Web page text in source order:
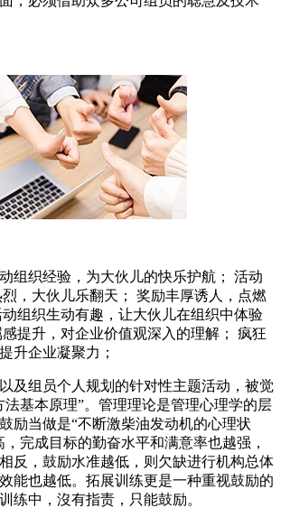
组织经验，为大伙儿的快乐护航； 活动
，大伙儿乐翻天； 奖励丰厚诱人，点燃
组织生动有趣，让大伙儿在组织中体验
提升，对企业价值观深入的理解； 疯狂
升企业凝聚力；
及组员个人规划的针对性主题活动，被觉
法基本原理”。管理理论是管理心理学的层
励当做是“不断激柴油发动机的心理状
完成目标的勤奋水平和满意率也越强，
反，鼓励水准越低，则欠缺进行机构总体
能也越低。拓展训练更是一种重视鼓励的
练中，沒有指责，只能鼓励。